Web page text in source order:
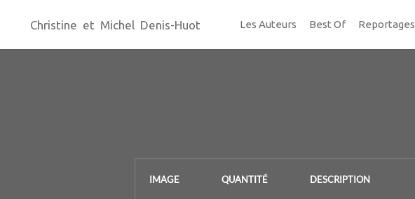
Christine et Michel Denis-Huot Les Auteurs Best Of Reportages
IMAGE QUANTITÉ DESCRIPTION